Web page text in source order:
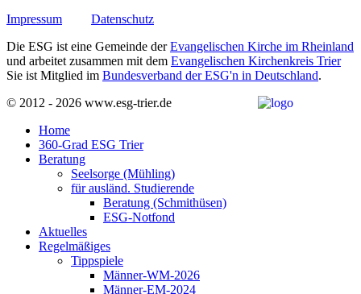
Impressum
Datenschutz
Die ESG ist eine Gemeinde derEvangelischen Kirche im Rheinland
und arbeitet zusammen mit dem Evangelischen Kirchenkreis Trier
Sie ist Mitglied im Bundesverband der ESG'n in Deutschland.
© 2012 - 2026 www.esg-trier.de
Home
360-Grad ESG Trier
Beratung
Seelsorge (Mühling)
für ausländ. Studierende
Beratung (Schmithüsen)
ESG-Notfond
Aktuelles
Regelmäßiges
Tippspiele
Männer-WM-2026
Männer-EM-2024